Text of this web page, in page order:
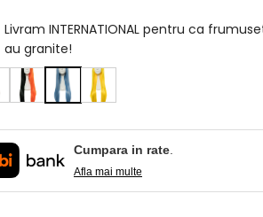
Livram INTERNATIONAL pentru ca
au granite!
Cumpara in rate.
Afla mai multe